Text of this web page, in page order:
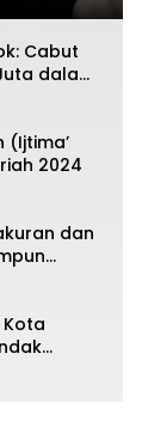
Cabut
dalam
(Ijtima’
2024
dan
Kota